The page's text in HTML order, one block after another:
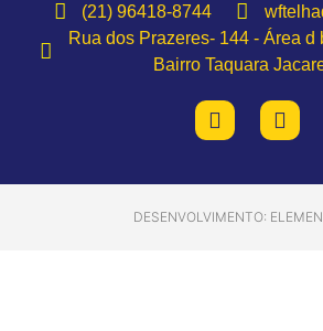
(21) 96418-8744
Rua dos Prazeres- 144 - Área d
Bairro Taquara
DESENVOLVIMENTO: